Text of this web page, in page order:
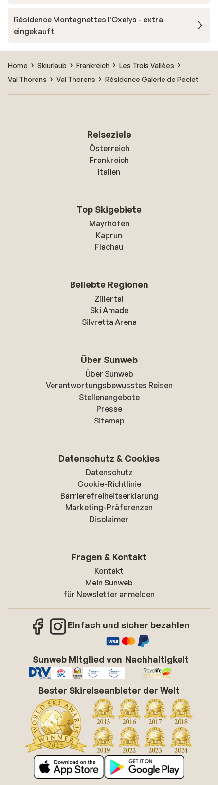
Résidence Montagnettes l'Oxalys - extra
eingekauft
Home Skiurlaub Frankreich
Les Trois Vallées
Val Thorens
Val Thorens Résidence Galerie de Peclet
Reiseziele
Österreich
Frankreich
Italien
Top Skigebiete
Mayrhofen
Kaprun
Flachau
Beliebte Regionen
Zillertal
Ski Amade
Silvretta Arena
Über Sunweb
Über Sunweb
Verantwortungsbewusstes Reisen
Stellenangebote
Presse
Sitemap
Datenschutz & Cookies
Datenschutz
Cookie-Richtlinie
Barrierefreiheitserklarung
Marketing-Präferenzen
Disclaimer
Fragen & Kontakt
Kontakt
Mein Sunweb
für Newsletter anmelden
Einfach und sicher bezahlen
Sunweb Mitglied von Nachhaltigkeit
Bester Skireiseanbieter der Welt